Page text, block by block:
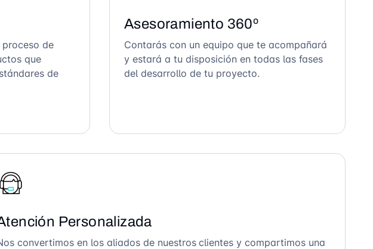
de
que
de
Asesoramiento 360º
Contarás con un equipo que te acompañará
y estará a tu disposición en todas las fases
del desarrollo de tu proyecto.
Personalizada
convertimos en los aliados de nuestros clientes y compartimos una